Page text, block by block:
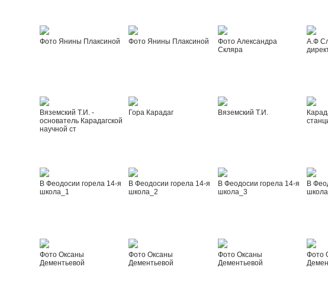
Фото Янины Плаксиной Фото Янины Плаксиной
Фото Александра
Скляра
А.Ф
Вяземский Т.И. -
основатель Карадагской
научной ст
Гора Карадаг Вяземский Т.И.
В Феодосии горела 14-я
школа_1
В Феодосии горела 14-я
школа_2
В Феодосии горела 14-я
школа_3
В
Фото Оксаны
Дементьевой
Фото Оксаны
Дементьевой
Фото Оксаны
Дементьевой
Фото